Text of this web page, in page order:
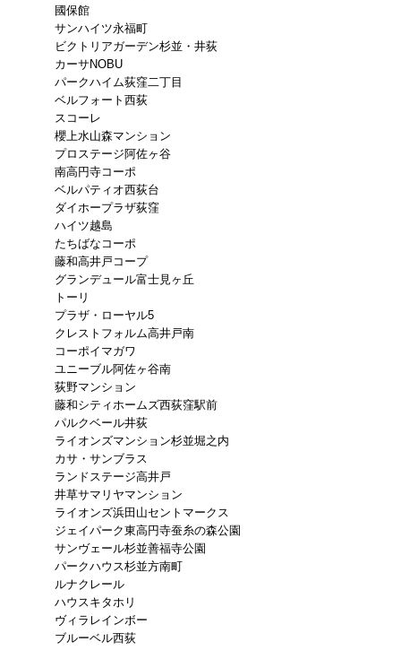
國保館
サンハイツ永福町
ビクトリアガーデン杉並・井荻
カーサNOBU
パークハイム荻窪二丁目
ベルフォート西荻
スコーレ
櫻上水山森マンション
プロステージ阿佐ヶ谷
南高円寺コーポ
ベルパティオ西荻台
ダイホープラザ荻窪
ハイツ越島
たちばなコーポ
藤和高井戸コープ
グランデュール富士見ヶ丘
トーリ
プラザ・ローヤル5
クレストフォルム高井戸南
コーポイマガワ
ユニーブル阿佐ヶ谷南
荻野マンション
藤和シティホームズ西荻窪駅前
パルクベール井荻
ライオンズマンション杉並堀之内
カサ・サンブラス
ランドステージ高井戸
井草サマリヤマンション
ライオンズ浜田山セントマークス
ジェイパーク東高円寺蚕糸の森公園
サンヴェール杉並善福寺公園
パークハウス杉並方南町
ルナクレール
ハウスキタホリ
ヴィラレインボー
ブルーベル西荻